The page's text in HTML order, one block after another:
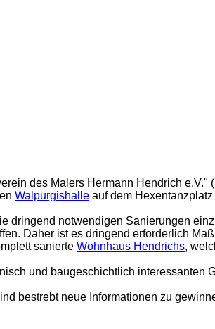
des Malers Hermann Hendrich
Walpurgishalle auf dem
dringend notwendigen Sanierungen
Daher ist es dringend erforderlich
sanierte Wohnhaus Hendrichs,
und baugeschichtlich
bestrebt neue Informationen zu